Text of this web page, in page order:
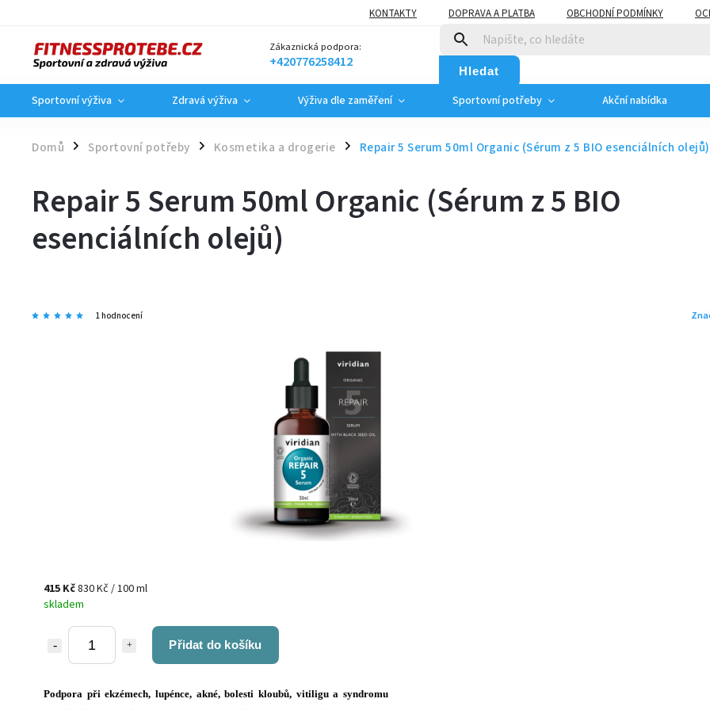
KONTAKTY DOPRAVA A PLATBA OBCHODNÍ PODMÍNKY
Zákaznická podpora:
+420776258412 Hledat
Sportovní výživa Zdravá výživa Výživa dle zaměření Sportovní potřeby Akční nabídka
Domů / Sportovní potřeby / Kosmetika a drogerie / Repair 5 Serum 50ml Organic (Sérum z 5 BIO esenciálních olejů)
Repair 5 Serum 50ml Organic (Sérum z 5 BIO
esenciálních olejů)
1 hodnocení
415 Kč830 Kč / 100 ml
skladem
Přidat do košíku
Podpora při ekzémech, lupénce, akné, bolesti kloubů, vitiligu a syndromu